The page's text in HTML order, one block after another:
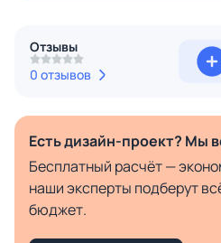
Отзывы
0 отзывов
Есть дизайн-проект? Мы
Бесплатный расчёт —
наши эксперты подберут
бюджет.